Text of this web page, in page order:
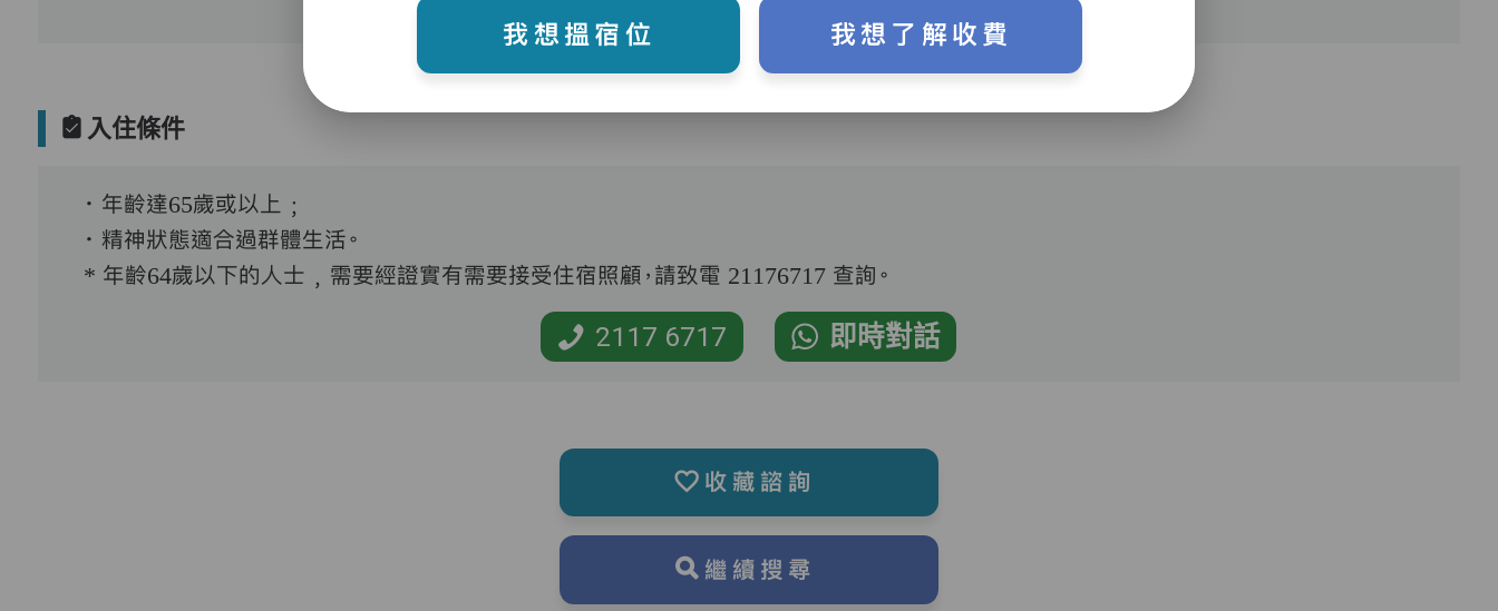
入住條件
．年齡達65歲或以上﹔
．精神狀態適合過群體生活。
* 年齡64歲以下的人士﹐需要經證實有需要接受住宿照顧，請致電 21176717 查詢。
2117 6717 即時對話
收藏諮詢
繼續搜尋
我想搵宿位 我想了解收費